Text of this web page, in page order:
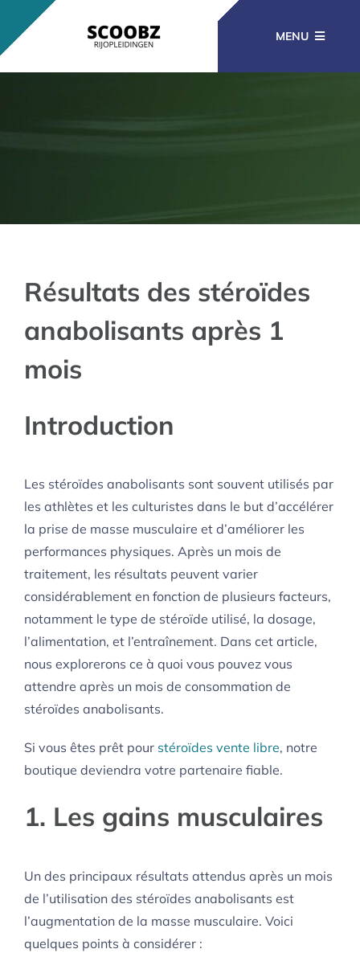
naar
inhoud
MENU
CONTACT
Résultats des stéroïdes
anabolisants après 1
mois
Introduction
Les stéroïdes anabolisants sont souvent utilisés par
les athlètes et les culturistes dans le but d’accélérer
la prise de masse musculaire et d’améliorer les
performances physiques. Après un mois de
traitement, les résultats peuvent varier
considérablement en fonction de plusieurs facteurs,
notamment le type de stéroïde utilisé, la dosage,
l’alimentation, et l’entraînement. Dans cet article,
nous explorerons ce à quoi vous pouvez vous
attendre après un mois de consommation de
stéroïdes anabolisants.
Si vous êtes prêt pour stéroïdes vente libre, notre
boutique deviendra votre partenaire fiable.
1. Les gains musculaires
Un des principaux résultats attendus après un mois
de l’utilisation des stéroïdes anabolisants est
l’augmentation de la masse musculaire. Voici
quelques points à considérer :